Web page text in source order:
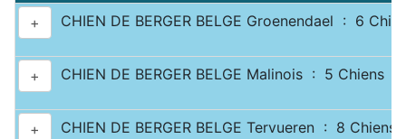
+
CHIEN DE BERGER BELGE Groenendael : 6
+ CHIEN DE BERGER BELGE Malinois : 5 Chiens
+ CHIEN DE BERGER BELGE Tervueren : 8 Chiens